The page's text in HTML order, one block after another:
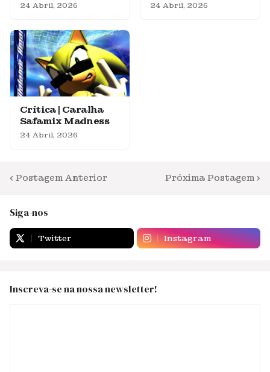
24 Abril, 2026 24 Abril, 2026
Crítica | Caralha
Safamix Madness
24 Abril, 2026
Postagem Anterior Próxima Postagem
Siga-nos
Twitter Instagram
Inscreva-se na nossa newsletter!